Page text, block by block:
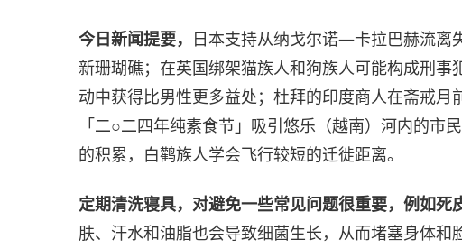
今日新闻提要， 日本支持从纳戈尔诺—卡拉巴赫流离
新珊瑚礁；在英国绑架猫族人和狗族人可能构成刑
动中获得比男性更多益处；杜拜的印度商人在斋戒月
「二○二四年纯素食节」吸引悠乐（越南）河内的市
的积累，白鹳族人学会飞行较短的迁徙距离。
定期清洗寝具，对避免一些常见问题很重要，例如死
肤、汗水和油脂也会导致细菌生长，从而堵塞身体